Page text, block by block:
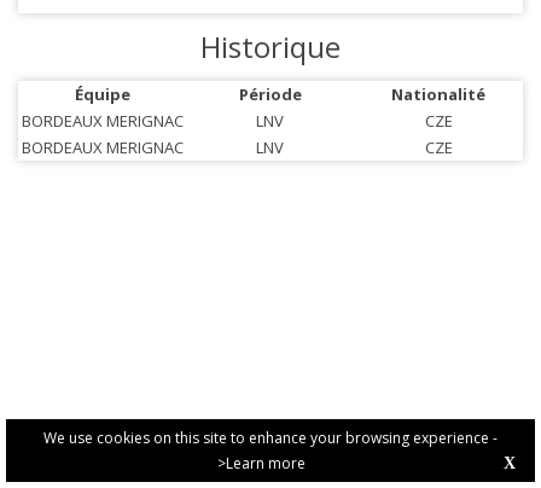
We use cookies on this site to enhance your browsing experience -
>Learn more
X
Historique
Équipe Période
Nationalité
BORDEAUX MERIGNAC
LNV
CZE
BORDEAUX MERIGNAC
LNV CZE